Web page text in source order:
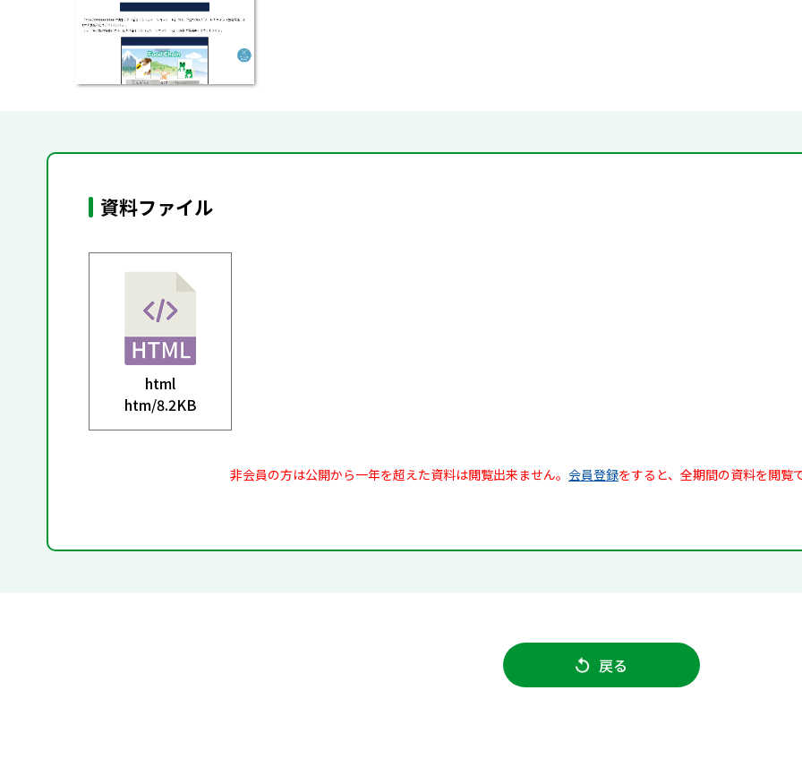
資料ファイル
html
htm/8.2KB
非会員の方は公開から一年を超えた資料は閲覧出来ません。 会員登録をすると、全期間の資料を閲覧
戻る